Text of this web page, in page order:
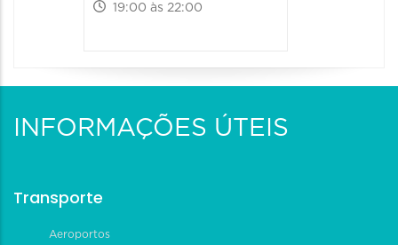
19:00 às 22:00
INFORMAÇÕES ÚTEIS
Transporte
Aeroportos